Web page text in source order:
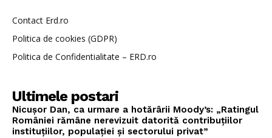
Contact Erd.ro
Politica de cookies (GDPR)
Politica de Confidentialitate – ERD.ro
Ultimele postari
Nicușor Dan, ca urmare a hotărârii Moody’s: „Ratingul
României rămâne nerevizuit datorită contribuțiilor
instituțiilor, populației și sectorului privat”